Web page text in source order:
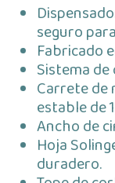
seguro
Fabricado
Sistema
Carrete de
estable de
Ancho de
Hoja
duradero.